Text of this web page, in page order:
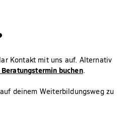
Kontakt mit uns auf. Alternativ
buchen.
deinem Weiterbildungsweg zu